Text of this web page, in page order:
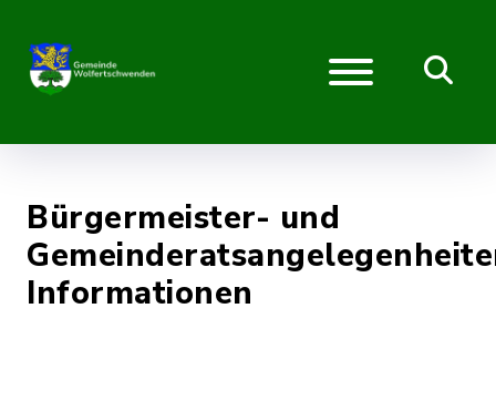
Bürgermeister- und
Informationen